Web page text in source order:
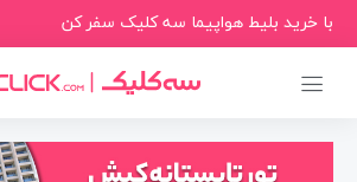
با خرید بلیط هواپیما سه کلیک سفر کن